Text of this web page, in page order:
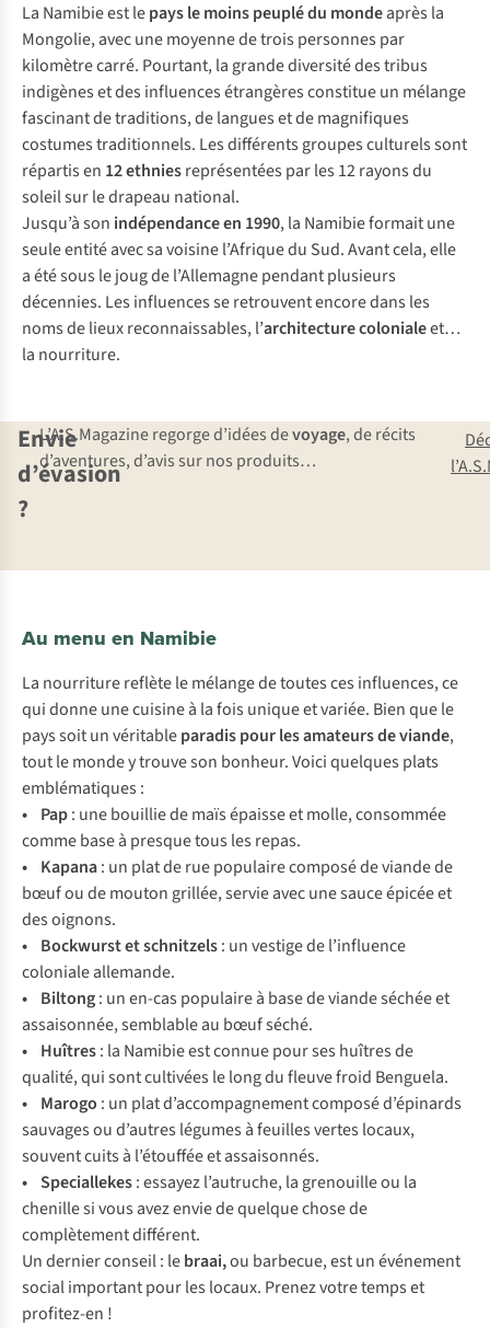
La Namibie est lepays le moins peuplé du mondeaprès la
Mongolie, avec une moyenne de trois personnes par
kilomètre carré. Pourtant, la grande diversité des tribus
indigènes et des influences étrangères constitue un mélange
fascinant de traditions, de langues et de magnifiques
costumes traditionnels. Les différents groupes culturels sont
répartis en 12 ethniesreprésentées par les 12 rayons du
soleil sur le drapeau national.
Jusqu’à son indépendance en 1990, la Namibie formait une
seule entité avec sa voisine l’Afrique du Sud. Avant cela, elle
a été sous le joug de l’Allemagne pendant plusieurs
décennies. Les influences se retrouvent encore dans les
noms de lieux reconnaissables, l’architecture colonialeet…
la nourriture.
Envie
d’évasion
?
L’A.S.Magazine regorge d’idées devoyage, de récits
d’aventures, d’avis sur nos produits…
Au menu en Namibie
La nourriture reflète le mélange de toutes ces influences, ce
qui donne une cuisine à la fois unique et variée. Bien que le
pays soit un véritableparadis pour les amateurs de viande,
tout le monde y trouve son bonheur. Voici quelques plats
emblématiques :
• Pap: une bouillie de maïs épaisse et molle, consommée
comme base à presque tous les repas.
• Kapana: un plat de rue populaire composé de viande de
bœuf ou de mouton grillée, servie avec une sauce épicée et
des oignons.
• Bockwurst et schnitzels: un vestige de l’influence
coloniale allemande.
• Biltong: un en-cas populaire à base de viande séchée et
assaisonnée, semblable au bœuf séché.
• Huîtres: la Namibie est connue pour ses huîtres de
qualité, qui sont cultivées le long du fleuve froid Benguela.
• Marogo : un plat d’accompagnement composé d’épinards
sauvages ou d’autres légumes à feuilles vertes locaux,
souvent cuits à l’étouffée et assaisonnés.
• Speciallekes: essayez l’autruche, la grenouille ou la
chenille si vous avez envie de quelque chose de
complètement différent.
Un dernier conseil : lebraai,ou barbecue, est un événement
social important pour les locaux. Prenez votre temps et
profitez-en !